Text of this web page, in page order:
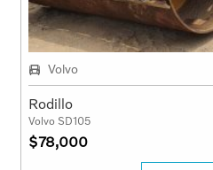
Volvo
Rodillo
Volvo SD105
$78,000